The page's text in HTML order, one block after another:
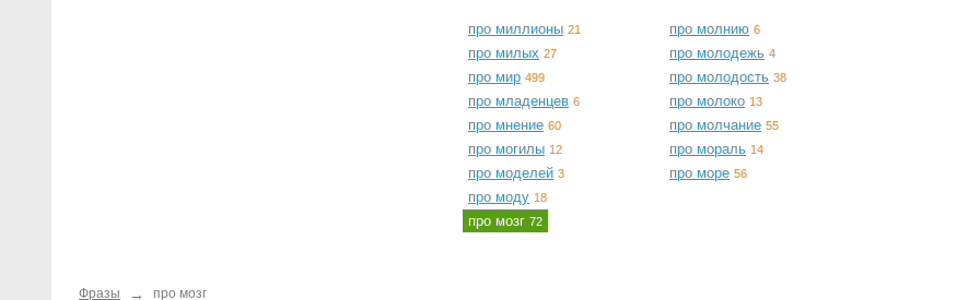
про миллионы 21
про милых 27
про мир 499
про младенцев 6
про мнение 60
про могилы 12
про моделей 3
про моду 18
про мозг 72
про молнию 6
про молодежь 4
про молодость 38
про молоко 13
про молчание 55
про мораль 14
про море 56
Фразы → про мозг